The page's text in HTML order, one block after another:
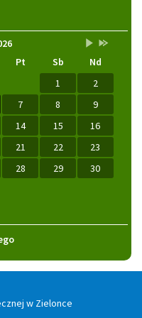
Brak
w
Przestaw
na
Wrzesień
2026
Przestaw
na
Sierpień
2027
Pt Sb
Nd
1
2
7 8
9
14 15
16
21 22
23
28 29
30
w Zielonce